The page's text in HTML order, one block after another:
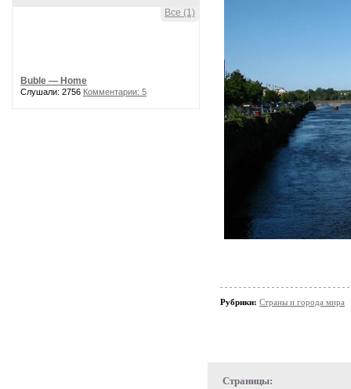
Все (1)
Buble — Home
Слушали: 2756 Комментарии: 5
Рубрики: Страны и города мира
Страницы: